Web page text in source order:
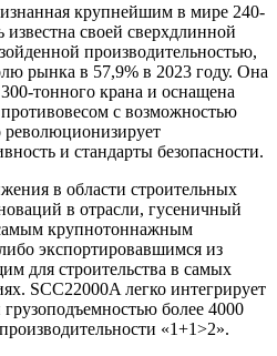
крупнейшим в мире 240-
своей сверхдлинной
производительностью,
рынка в 57,9% в 2023 году. Она
тонного крана и оснащена
с возможностью
революционизирует
и стандарты безопасности.
в области строительных
в отрасли, гусеничный
крупнотоннажным
экспортировавшимся из
для строительства в самых
SCC22000A легко интегрирует
более 4000
«1+1>2».